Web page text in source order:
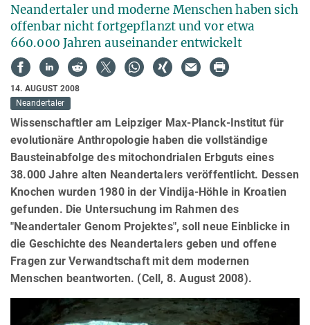
Neandertaler und moderne Menschen haben sich
offenbar nicht fortgepflanzt und vor etwa
660.000 Jahren auseinander entwickelt
14. AUGUST 2008
Neandertaler
Wissenschaftler am Leipziger Max-Planck-Institut für
evolutionäre Anthropologie haben die vollständige
Bausteinabfolge des mitochondrialen Erbguts eines
38.000 Jahre alten Neandertalers veröffentlicht. Dessen
Knochen wurden 1980 in der Vindija-Höhle in Kroatien
gefunden. Die Untersuchung im Rahmen des
"Neandertaler Genom Projektes", soll neue Einblicke in
die Geschichte des Neandertalers geben und offene
Fragen zur Verwandtschaft mit dem modernen
Menschen beantworten. (Cell, 8. August 2008).